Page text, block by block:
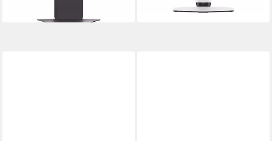
lieferbar - in 3-4 Werktagen bei dir